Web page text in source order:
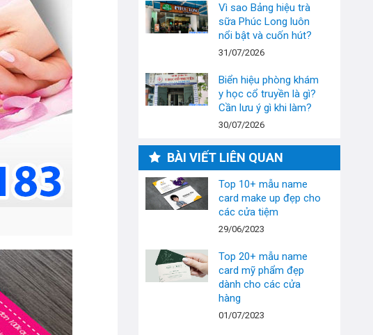
Vì sao Bảng hiệu trà
sữa Phúc Long luôn
nổi bật và cuốn hút?
31/07/2026
Biển hiệu phòng khám
y học cổ truyền là gì?
Cần lưu ý gì khi làm?
30/07/2026
BÀI VIẾT LIÊN QUAN
Top 10+ mẫu name
card make up đẹp cho
các cửa tiệm
29/06/2023
Top 20+ mẫu name
card mỹ phẩm đẹp
dành cho các cửa
hàng
01/07/2023